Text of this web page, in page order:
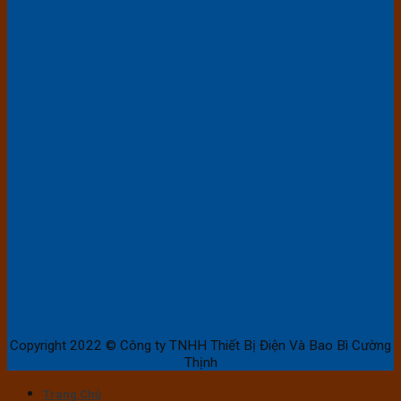
Copyright 2022 © Công ty TNHH Thiết Bị Điện Và Bao Bì Cường
Thịnh
Trang Chủ